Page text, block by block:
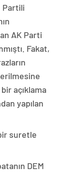
Partili
AK Parti
Fakat,
açıklama
yapılan
suretle
DEM